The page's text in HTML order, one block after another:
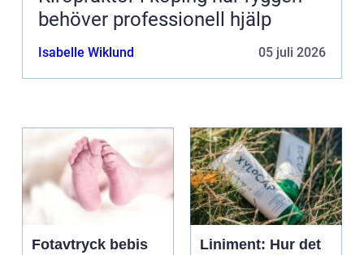
behöver professionell hjälp
Isabelle Wiklund 05 juli 2026
Fotavtryck bebis
Liniment: Hur det